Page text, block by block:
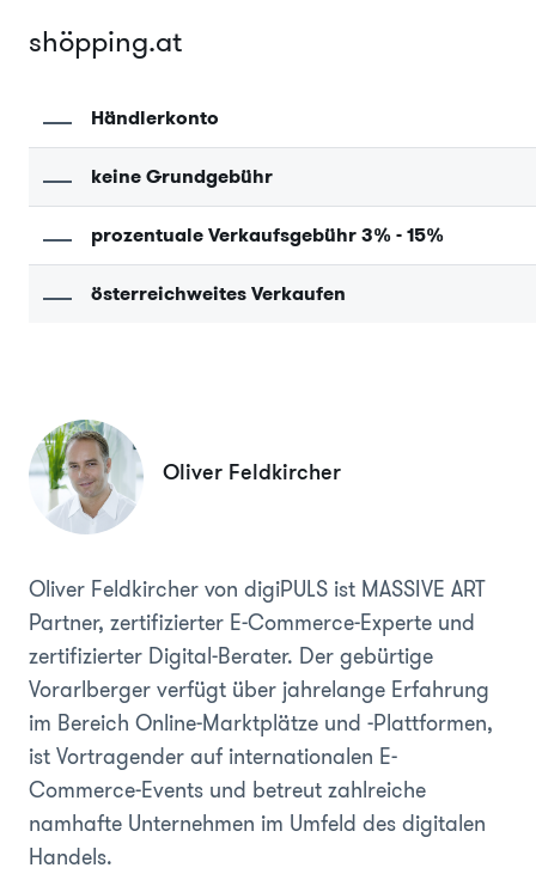
shöpping.at
Händlerkonto
keine Grundgebühr
prozentuale Verkaufsgebühr 3% - 15%
österreichweites Verkaufen
Oliver Feldkircher
Oliver Feldkircher von digiPULS ist MASSIVE ART
Partner, zertifizierter E-Commerce-Experte und
zertifizierter Digital-Berater. Der gebürtige
Vorarlberger verfügt über jahrelange Erfahrung
im Bereich Online-Marktplätze und -Plattformen,
ist Vortragender auf internationalen E-
Commerce-Events und betreut zahlreiche
namhafte Unternehmen im Umfeld des digitalen
Handels.